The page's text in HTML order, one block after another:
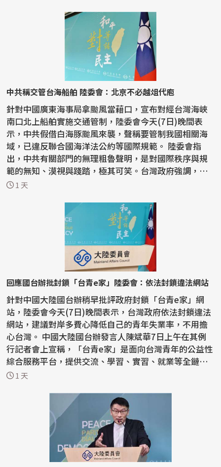
中共稱交管台海船舶 陸委會：北京不必越俎代庖
針對中國廣東海事局拿颱風當藉口，宣布對經台灣海峽
南口北上船舶實施交通管制，陸委會今天(7日)晚間表
示，中共假借白海豚颱風來襲，聲稱要管制我國相關海
域，已違反聯合國海洋法公約等國際規範。 陸委會指
出，中共有關部門的無理粗魯聲明，是對國際秩序與規
範的無知、漠視與踐踏，極其可笑。台灣政府強調，中
共沒有任...
1 天
回應國台辦批封鎖「台青e家」陸委會：依法封鎖違法網站
針對中國大陸國台辦稍早批評政府封鎖「台青e家」網
站，陸委會今天(7日)晚間表示，台灣政府依法封鎖違法
網站，建議對岸多費心降低自己的青年失業率，不用擔
心台灣。 中國大陸國台辦發言人陳斌華7日上午在其例
行記者會上宣稱，「台青e家」是面向台灣青年的公益性
綜合服務平台，提供交流、學習、實習、就業等全鏈條
資訊。...
1 天